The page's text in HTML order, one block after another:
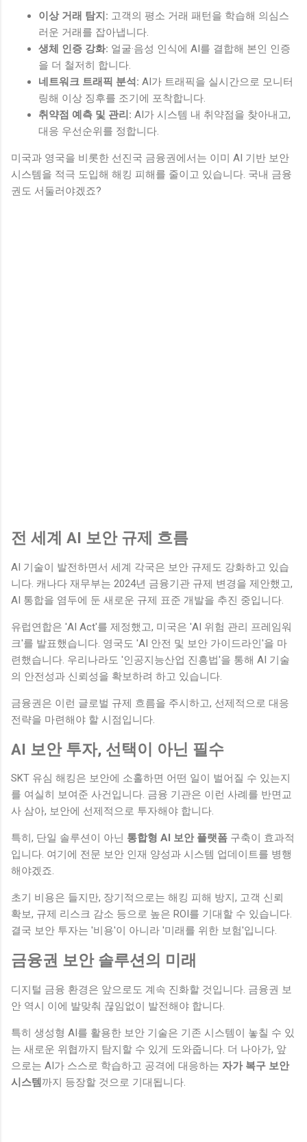
이상 거래 탐지: 고객의 평소 거래 패턴을 학습해 의심스
러운 거래를 잡아냅니다.
생체 인증 강화: 얼굴·음성 인식에 AI를 결합해 본인 인증
을 더 철저히 합니다.
네트워크 트래픽 분석: AI가 트래픽을 실시간으로 모니터
링해 이상 징후를 조기에 포착합니다.
취약점 예측 및 관리: AI가 시스템 내 취약점을 찾아내고,
대응 우선순위를 정합니다.
미국과 영국을 비롯한 선진국 금융권에서는 이미 AI 기반 보안
시스템을 적극 도입해 해킹 피해를 줄이고 있습니다. 국내 금융
권도 서둘러야겠죠?
전 세계 AI 보안 규제 흐름
AI 기술이 발전하면서 세계 각국은 보안 규제도 강화하고 있습
니다. 캐나다 재무부는 2024년 금융기관 규제 변경을 제안했고,
AI 통합을 염두에 둔 새로운 규제 표준 개발을 추진 중입니다.
유럽연합은 'AI Act'를 제정했고, 미국은 'AI 위험 관리 프레임워
크'를 발표했습니다. 영국도 'AI 안전 및 보안 가이드라인'을 마
련했습니다. 우리나라도 '인공지능산업 진흥법'을 통해 AI 기술
의 안전성과 신뢰성을 확보하려 하고 있습니다.
금융권은 이런 글로벌 규제 흐름을 주시하고, 선제적으로 대응
전략을 마련해야 할 시점입니다.
AI 보안 투자, 선택이 아닌 필수
SKT 유심 해킹은 보안에 소홀하면 어떤 일이 벌어질 수 있는지
를 여실히 보여준 사건입니다. 금융 기관은 이런 사례를 반면교
사 삼아, 보안에 선제적으로 투자해야 합니다.
특히, 단일 솔루션이 아닌 통합형 AI 보안 플랫폼 구축이 효과적
입니다. 여기에 전문 보안 인재 양성과 시스템 업데이트를 병행
해야겠죠.
초기 비용은 들지만, 장기적으로는 해킹 피해 방지, 고객 신뢰
확보, 규제 리스크 감소 등으로 높은 ROI를 기대할 수 있습니다.
결국 보안 투자는 '비용'이 아니라 '미래를 위한 보험'입니다.
금융권 보안 솔루션의 미래
디지털 금융 환경은 앞으로도 계속 진화할 것입니다. 금융권 보
안 역시 이에 발맞춰 끊임없이 발전해야 합니다.
특히 생성형 AI를 활용한 보안 기술은 기존 시스템이 놓칠 수 있
는 새로운 위협까지 탐지할 수 있게 도와줍니다. 더 나아가, 앞
으로는 AI가 스스로 학습하고 공격에 대응하는 자가 복구 보안
시스템 까지 등장할 것으로 기대됩니다.